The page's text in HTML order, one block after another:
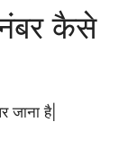
कैसे
जाना है|